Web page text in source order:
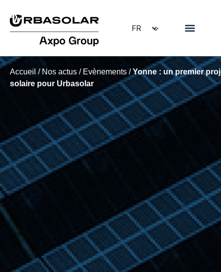
Accueil / Nos actus / Evènements/Yonne : un premier
solaire pour Urbasolar